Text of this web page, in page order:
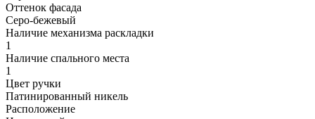
Оттенок фасада
Серо-бежевый
Наличие механизма раскладки
1
Наличие спального места
1
Цвет ручки
Патинированный никель
Расположение